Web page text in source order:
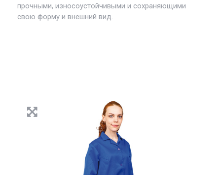
прочными, износоустойчивыми и сохраняющими
свою форму и внешний вид.